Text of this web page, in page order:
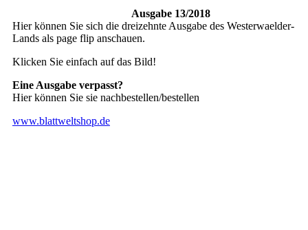
Ausgabe 13/2018
Hier können Sie sich die dreizehnte Ausgabe des Westerwaelder-
Lands als page flip anschauen.
Klicken Sie einfach auf das Bild!
Eine Ausgabe verpasst?
Hier können Sie sie nachbestellen/bestellen
www.blattweltshop.de